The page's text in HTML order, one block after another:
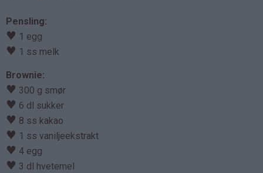
Pensling:
♥ 1 egg
♥ 1 ss melk
Brownie:
♥ 300 g smør
♥ 6 dl sukker
♥ 8 ss kakao
♥ 1 ss vaniljeekstrakt
♥ 4 egg
♥ 3 dl hvetemel